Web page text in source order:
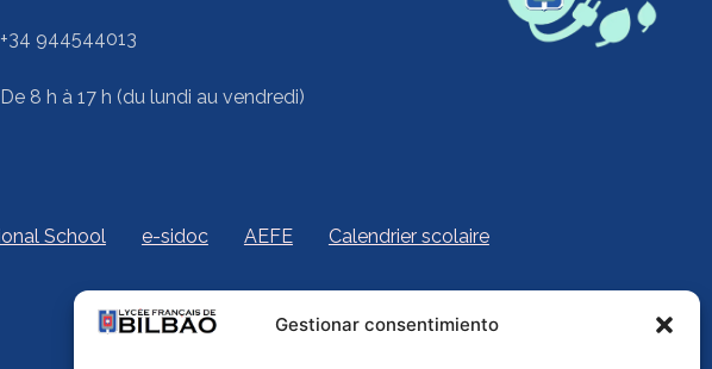
Gestionar consentimiento
+34 944544013
De 8 h à 17 h (du lundi au vendredi)
School e-sidoc AEFE Calendrier scolaire